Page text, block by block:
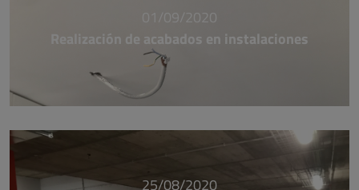
01/09/2020
Realización de acabados en instalaciones
25/08/2020